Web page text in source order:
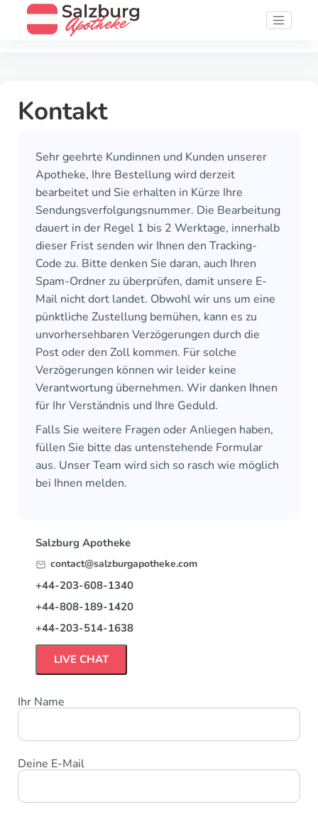
Kontakt
Sehr geehrte Kundinnen und Kunden unserer
Apotheke, Ihre Bestellung wird derzeit
bearbeitet und Sie erhalten in Kürze Ihre
Sendungsverfolgungsnummer. Die Bearbeitung
dauert in der Regel 1 bis 2 Werktage, innerhalb
dieser Frist senden wir Ihnen den Tracking-
Code zu. Bitte denken Sie daran, auch Ihren
Spam-Ordner zu überprüfen, damit unsere E-
Mail nicht dort landet. Obwohl wir uns um eine
pünktliche Zustellung bemühen, kann es zu
unvorhersehbaren Verzögerungen durch die
Post oder den Zoll kommen. Für solche
Verzögerungen können wir leider keine
Verantwortung übernehmen. Wir danken Ihnen
für Ihr Verständnis und Ihre Geduld.
Falls Sie weitere Fragen oder Anliegen haben,
füllen Sie bitte das untenstehende Formular
aus. Unser Team wird sich so rasch wie möglich
bei Ihnen melden.
Salzburg Apotheke
contact@salzburgapotheke.com
+44-203-608-1340
+44-808-189-1420
+44-203-514-1638
LIVE CHAT
Ihr Name
Deine E-Mail